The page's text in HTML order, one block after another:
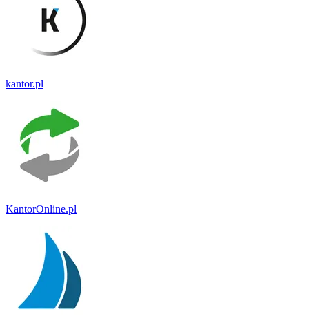
kantor.pl
KantorOnline.pl